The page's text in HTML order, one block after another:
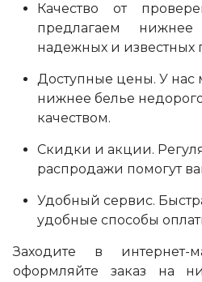
Качество от
предлагаем
надежных и известных
Доступные цены. У нас
нижнее белье
качеством.
Скидки и акции.
распродажи помогут
Удобный сервис.
удобные способы
Заходите в интернет-
оформляйте заказ на